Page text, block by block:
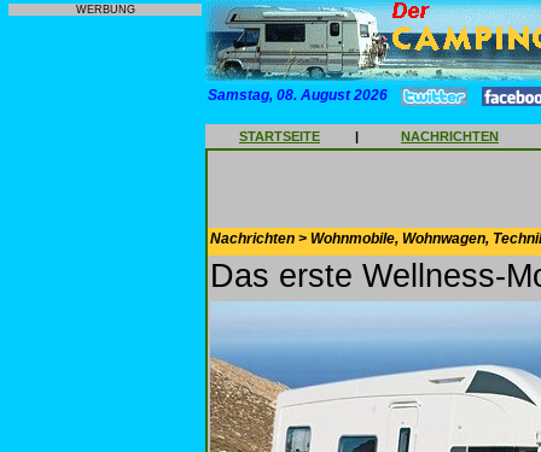
WERBUNG
Samstag, 08. August 2026
STARTSEITE | NACHRICHTEN
Nachrichten > Wohnmobile, Wohnwagen,
Das erste Wellness-